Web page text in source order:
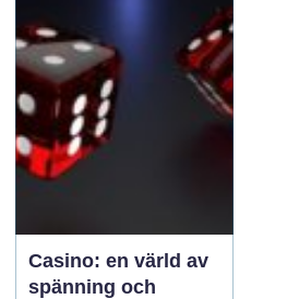
teknik och distribution.
D&ari...
Casino: en värld av
spänning och